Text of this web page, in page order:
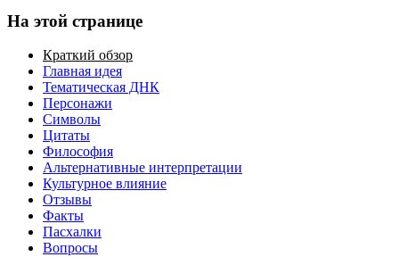
На этой странице
Краткий обзор
Главная идея
Тематическая ДНК
Персонажи
Символы
Цитаты
Философия
Альтернативные интерпретации
Культурное влияние
Отзывы
Факты
Пасхалки
Вопросы